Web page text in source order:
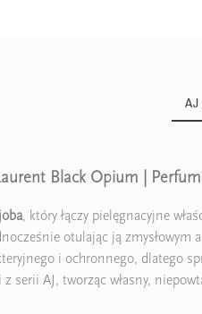
Black Opium |
, który łączy pielęgnacyjne
otulając ją zmysłowym
i ochronnego, dlatego
AJ, tworząc własny,